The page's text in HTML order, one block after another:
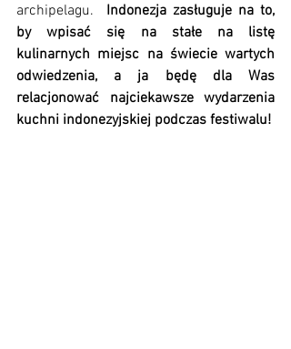
archipelagu. Indonezja zasługuje na to,
by wpisać się na stałe na listę
kulinarnych miejsc na świecie wartych
odwiedzenia, a ja będę dla Was
relacjonować najciekawsze wydarzenia
kuchni indonezyjskiej podczas festiwalu!